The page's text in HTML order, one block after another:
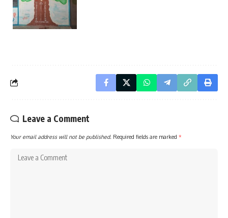
Leave a Comment
Your email address will not be published. Required fields are marked *